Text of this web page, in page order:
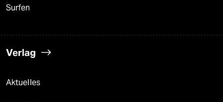
Surfen
Verlag
Aktuelles